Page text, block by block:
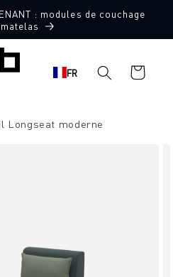
: modules de couchage
FR
Panier
d'achat
Longseat moderne
Fabriqué en Allemagne 🖤